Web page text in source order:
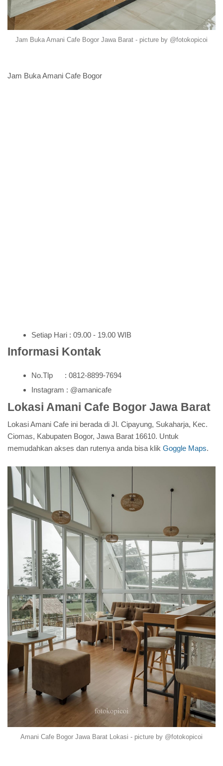
Jam Buka Amani Cafe Bogor Jawa Barat - picture by @fotokopicoi
Jam Buka Amani Cafe Bogor
Setiap Hari : 09.00 - 19.00 WIB
Informasi Kontak
No.Tlp : 0812-8899-7694
Instagram : @amanicafe
Lokasi Amani Cafe Bogor Jawa Barat
Lokasi Amani Cafe ini berada di Jl. Cipayung, Sukaharja, Kec.
Ciomas, Kabupaten Bogor, Jawa Barat 16610. Untuk
memudahkan akses dan rutenya anda bisa klik Goggle Maps.
Amani Cafe Bogor Jawa Barat Lokasi - picture by @fotokopicoi